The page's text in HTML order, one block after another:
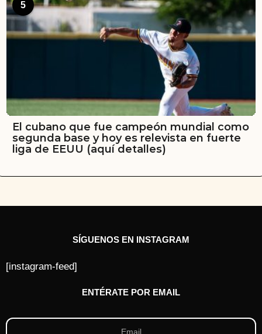
5
El cubano que fue campeón mundial como
segunda base y hoy es relevista en fuerte
liga de EEUU (aquí detalles)
SÍGUENOS EN INSTAGRAM
[instagram-feed]
ENTÉRATE POR EMAIL